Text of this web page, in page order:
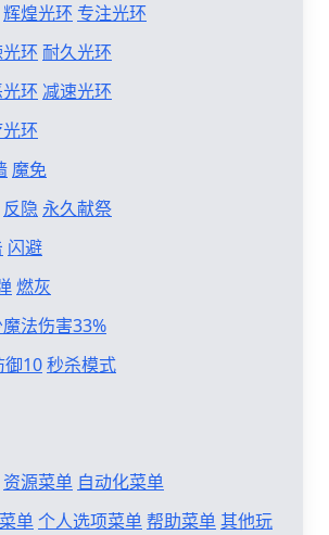
辉煌光环 专注光环
环 耐久光环
环 减速光环
环
魔免
反隐 永久献祭
闪避
燃灰
法伤害33%
御10秒杀模式
资源菜单 自动化菜单
单个人选项菜单帮助菜单其他玩